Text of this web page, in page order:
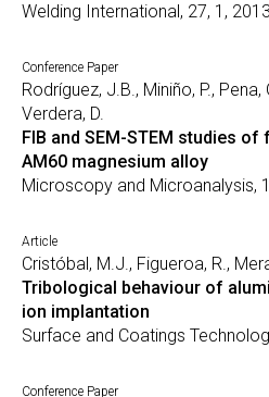
Welding International, 27, 1,
Conference Paper
Rodríguez, J.B., Miniño, P., Pena,
Verdera, D.
FIB and SEM-STEM studies
AM60 magnesium alloy
Microscopy and Microanalysis,
Article
Cristóbal, M.J., Figueroa, R.,
Tribological behaviour of
ion implantation
Surface and Coatings
Conference Paper